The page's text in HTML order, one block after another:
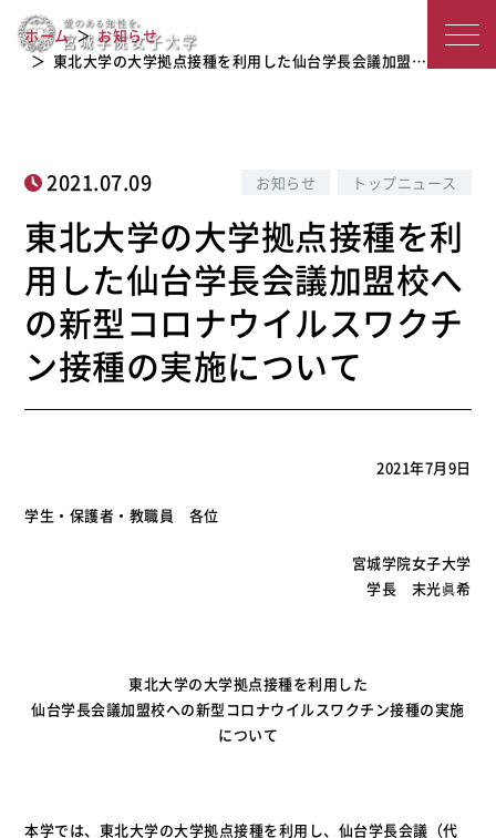
城
子
大
学
台学長会議加盟校への新型コロナウイ
ルスワクチン接種の実施について
ホーム
お知らせ
東北大学の大学拠点接種を利用した仙台学長会議加盟…
2021.07.09 お知らせ トップニュース
東北大学の大学拠点接種を利
用した仙台学長会議加盟校へ
の新型コロナウイルスワクチ
ン接種の実施について
2021年7月9日
学生・保護者・教職員 各位
宮城学院女子大学
学長 末光眞希
東北大学の大学拠点接種を利用した
仙台学長会議加盟校への新型コロナウイルスワクチン接種の実施
について
本学では、東北大学の大学拠点接種を利用し、仙台学長会議（代